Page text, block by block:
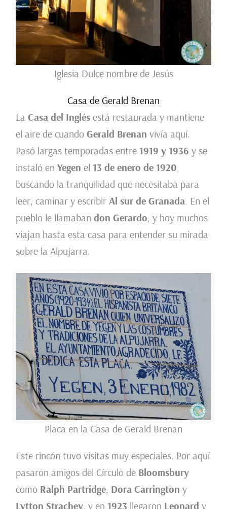
Iglesia Dulce nombre de Jesús
Casa de Gerald Brenan
La Casa del Inglésestá restaurada y mantiene
el aire de cuando Gerald Brenan vivía aquí.
Pasó largas temporadas entre 1919 y 1936 y se
instaló en Yegen el 13 de enero de 1920,
buscando la tranquilidad que necesitaba para
leer, caminar y escribir Al sur de Granada. En el
pueblo le llamaban don Gerardo, y hoy muchos
viajan hasta esta casa para entender su mirada
sobre la Alpujarra.
Placa en la Casa de Gerald Brenan
Este rincón tuvo visitas muy especiales. Por aquí
pasaron amigos del Círculo de Bloomsbury
como Ralph Partridge, Dora Carrington y
Lytton Strachey, y en 1923 llegaron Leonard y